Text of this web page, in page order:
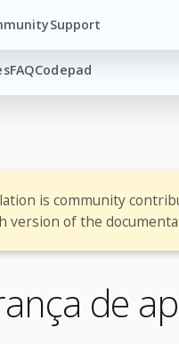
Support
FAQCodepad
is community
version of the
de